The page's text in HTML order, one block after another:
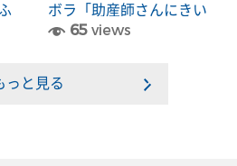
ボラ「助産師さんにきい
てみよう！」【ふくふく
65views
っと見る